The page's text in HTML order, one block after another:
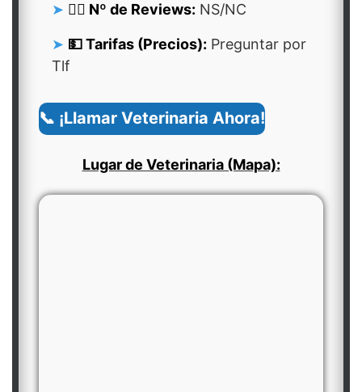
👍🏻 Nº de Reviews: NS/NC
💵 Tarifas (Precios): Preguntar por
Tlf
📞 ¡Llamar Veterinaria Ahora!
Lugar de Veterinaria (Mapa):